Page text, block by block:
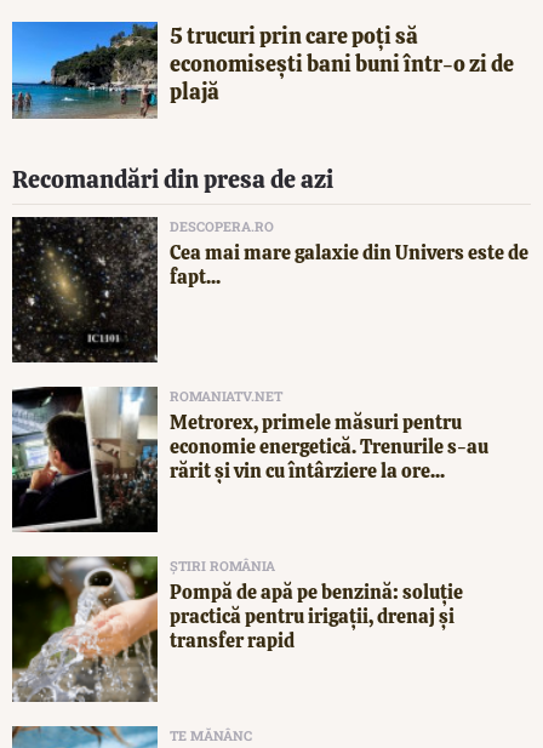
5 trucuri prin care poți să
economisești bani buni într-o zi de
plajă
Recomandări din presa de azi
DESCOPERA.RO
Cea mai mare galaxie din Univers este de
fapt...
ROMANIATV.NET
Metrorex, primele măsuri pentru
economie energetică. Trenurile s-au
rărit și vin cu întârziere la ore...
ȘTIRI ROMÂNIA
Pompă de apă pe benzină: soluție
practică pentru irigații, drenaj și
transfer rapid
TE MĂNÂNC